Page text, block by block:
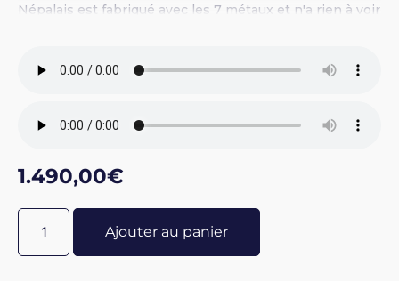
Népalais est fabriqué avec les 7 métaux et n'a rien à voir
pied en métal.
1.490,00€
Ajouter au panier